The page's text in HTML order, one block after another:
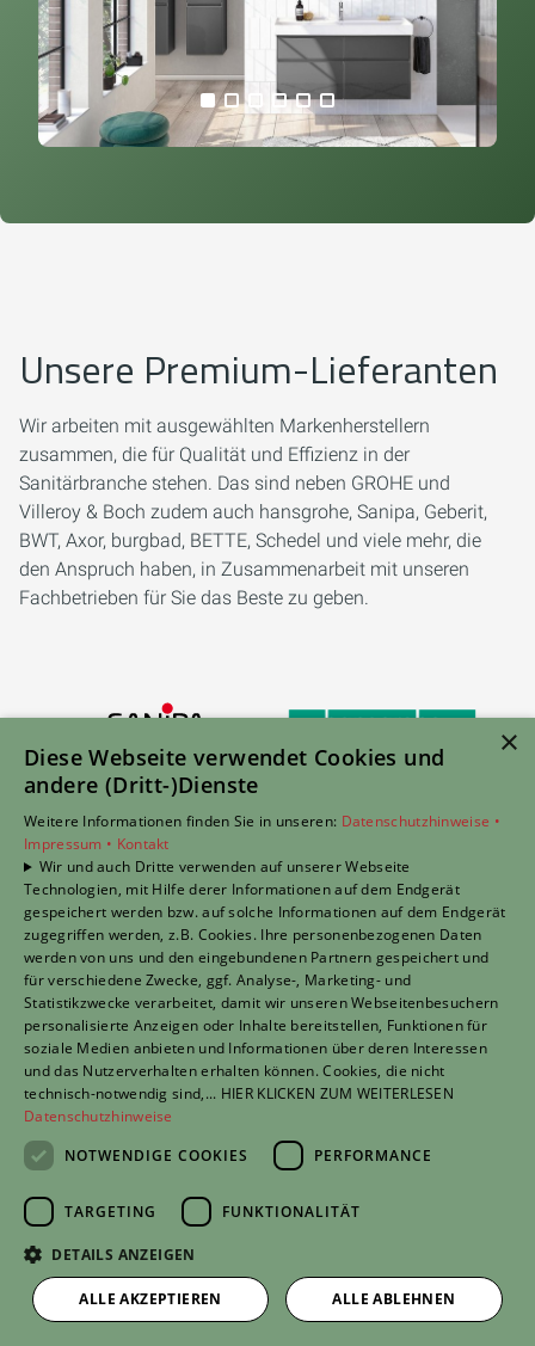
alle Bilder anzeigen
Unsere Premium-Lieferanten
Wir arbeiten mit ausgewählten Markenherstellern
zusammen, die für Qualität und Effizienz in der
Sanitärbranche stehen. Das sind neben GROHE und
Villeroy & Boch zudem auch hansgrohe, Sanipa, Geberit,
BWT, Axor, burgbad, BETTE, Schedel und viele mehr, die
den Anspruch haben, in Zusammenarbeit mit unseren
Fachbetrieben für Sie das Beste zu geben.
Bernd Niehoff GmbH & Co. KG
Markuslustweg 22
49757 Werlte
E-Mail: info@niehoff-heizung.de
Telefon: 05951 654
Impressum
Barrierefreiheitserklärung
AGB
TERMIN anfragen
Unsere Bereiche
Privatkunden
Gewerbekunden
×
Diese Webseite verwendet Cookies und
andere (Dritt-)Dienste
Weitere Informationen finden Sie in unseren: Datenschutzhinweise •
Impressum • Kontakt
Wir und auch Dritte verwenden auf unserer Webseite
Technologien, mit Hilfe derer Informationen auf dem Endgerät
gespeichert werden bzw. auf solche Informationen auf dem Endgerät
zugegriffen werden, z.B. Cookies. Ihre personenbezogenen Daten
werden von uns und den eingebundenen Partnern gespeichert und
für verschiedene Zwecke, ggf. Analyse-, Marketing- und
Statistikzwecke verarbeitet, damit wir unseren Webseitenbesuchern
personalisierte Anzeigen oder Inhalte bereitstellen, Funktionen für
soziale Medien anbieten und Informationen über deren Interessen
und das Nutzerverhalten erhalten können. Cookies, die nicht
technisch-notwendig sind,... HIER KLICKEN ZUM WEITERLESEN
Datenschutzhinweise
NOTWENDIGE COOKIES
PERFORMANCE
TARGETING FUNKTIONALITÄT
DETAILS ANZEIGEN
ALLE AKZEPTIEREN ALLE ABLEHNEN